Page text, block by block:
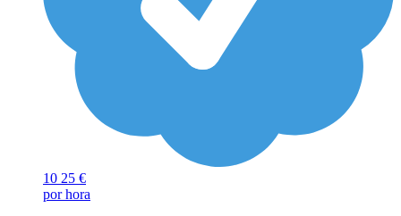
10 25 €
por hora